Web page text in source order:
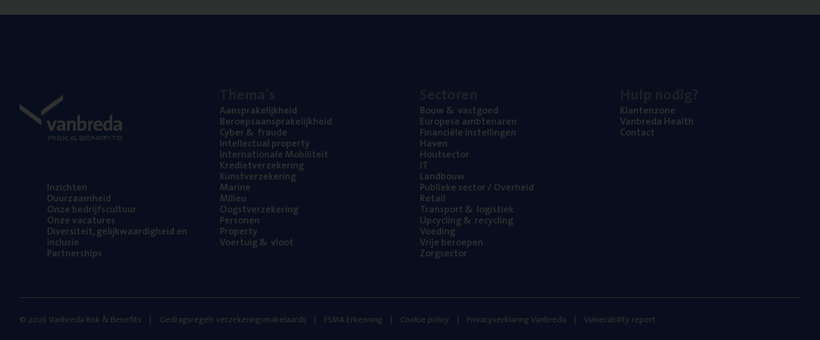
Inzich­ten
Duur­zaam­heid
Onze bedrijfs­cul­tuur
Onze vaca­tu­res
Diver­si­teit, gelijk­waar­dig­heid en
inclusie
Part­ner­ships
Aan­spra­ke­lijk­heid
Beroeps­aan­spra­ke­lijk­heid
Cyber& fraude
Intel­lec­tu­al property
Inter­na­ti­o­na­le Mobiliteit
Kre­diet­ver­ze­ke­ring
Kunst­ver­ze­ke­ring
Mari­ne
Mili­eu
Oogst­ver­ze­ke­ring
Per­so­nen
Pro­per­ty
Voer­tuig& vloot
Bouw& vastgoed
Euro­pe­se ambtenaren
Finan­ci­ë­le instellingen
Haven
Hout­sec­tor
IT
Land­bouw
Publie­ke sec­tor / Overheid
Retail
Trans­port& logistiek
Upcy­cling& recycling
Voe­ding
Vrije beroe­pen
Zorg­sec­tor
Klan­ten­zo­ne
Van­b­re­da Health
Con­tact
© 2026 Vanbreda Risk & Benefits Gedragsregels verzekeringsmakelaardij FSMA Erkenning Cookie policy Privacyverklaring Vanbreda Vulnerability report